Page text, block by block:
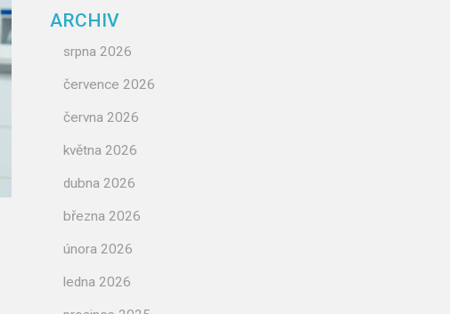
ARCHIV
srpna 2026
července 2026
června 2026
května 2026
dubna 2026
března 2026
února 2026
ledna 2026